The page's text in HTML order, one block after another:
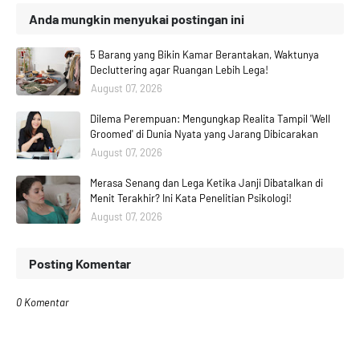
Anda mungkin menyukai postingan ini
5 Barang yang Bikin Kamar Berantakan, Waktunya
Decluttering agar Ruangan Lebih Lega!
August 07, 2026
Dilema Perempuan: Mengungkap Realita Tampil 'Well
Groomed' di Dunia Nyata yang Jarang Dibicarakan
August 07, 2026
Merasa Senang dan Lega Ketika Janji Dibatalkan di
Menit Terakhir? Ini Kata Penelitian Psikologi!
August 07, 2026
Posting Komentar
0 Komentar